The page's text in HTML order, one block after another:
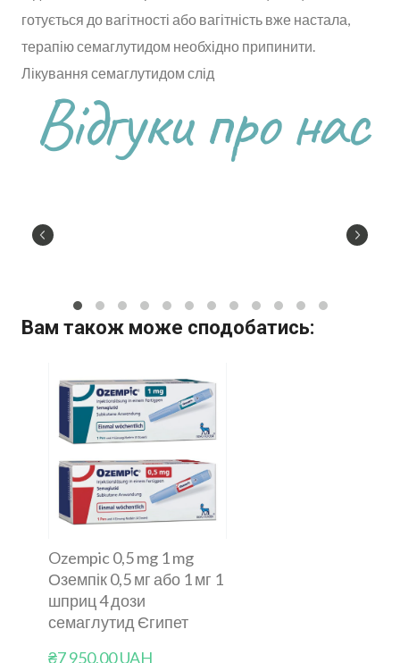
готується до вагітності або вагітність вже настала,
терапію семаглутидом необхідно припинити.
Лікування семаглутидом слід
Відгуки про нас
Вам також може сподобатись:
Ozempic 0,5 mg 1 mg
Оземпік 0,5 мг або 1 мг 1
шприц 4 дози
семаглутид Єгипет
₴7 950,00 UAH